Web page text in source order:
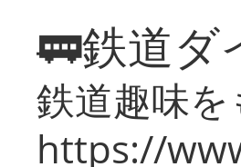
🚃鉄道ダ
鉄道趣味
https://